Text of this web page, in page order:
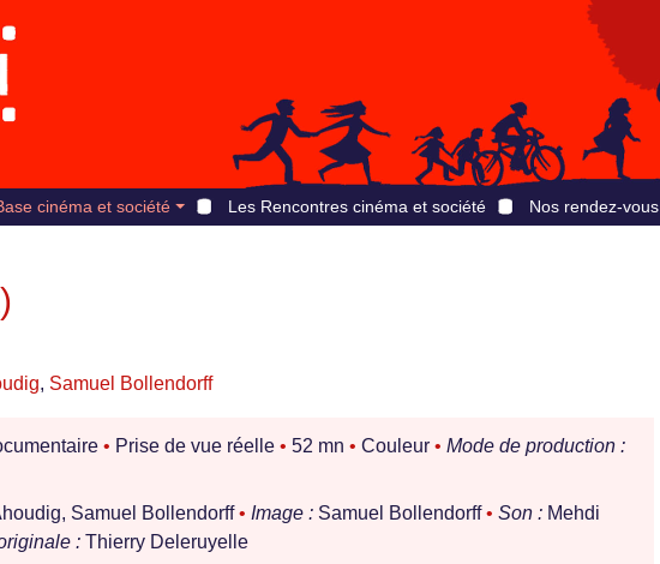
cinéma et société Les Rencontres cinéma et société Nos rendez-vous
, Samuel Bollendorff
• Prise de vue réelle • 52 mn • Couleur • Mode de production :
Samuel Bollendorff• Image : Samuel Bollendorff• Son : Mehdi
: Thierry Deleruyelle